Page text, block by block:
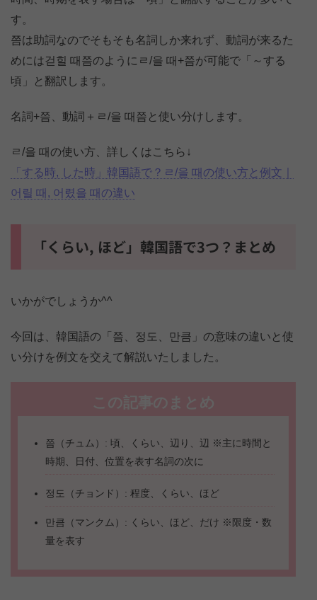
す。
쯤は助詞なのでそもそも名詞しか来れず、動詞が来るた
めには걷힐 때쯤のようにㄹ/을 때+쯤が可能で「～する
頃」と翻訳します。
名詞+쯤、動詞＋ㄹ/을 때쯤と使い分けします。
ㄹ/을 때の使い方、詳しくはこちら↓
「する時, した時」韓国語で？ㄹ/을 때の使い方と例文｜
어릴 때, 어렸을 때の違い
「くらい, ほど」韓国語で3つ？まとめ
いかがでしょうか^^
今回は、韓国語の「쯤、정도、만큼」の意味の違いと使
い分けを例文を交えて解説いたしました。
この記事のまとめ
쯤（チュム）: 頃、くらい、辺り、辺 ※主に時間と
時期、日付、位置を表す名詞の次に
정도（チョンド）: 程度、くらい、ほど
만큼（マンクム）: くらい、ほど、だけ ※限度・数
量を表す